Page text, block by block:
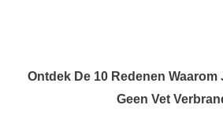
Ontdek De 10 Redenen Waarom
Geen Vet